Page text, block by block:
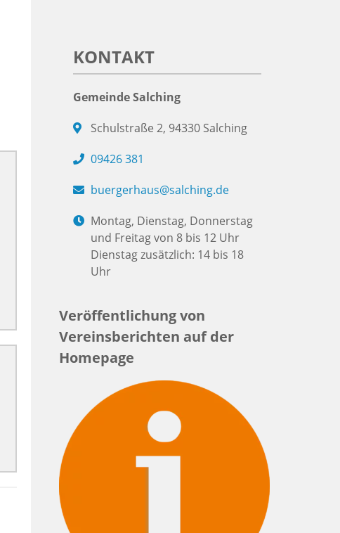
KONTAKT
Gemeinde Salching
Schulstraße 2, 94330 Salching
09426 381
buergerhaus@salching.de
Montag, Dienstag, Donnerstag
und Freitag von 8 bis 12 Uhr
Dienstag zusätzlich: 14 bis 18
Uhr
Veröffentlichung von
Vereinsberichten auf der
Homepage